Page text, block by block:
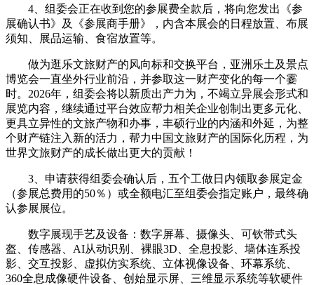
4、组委会正在收到您的参展费全款后，将向您发出《参
展确认书》及《参展商手册》，内含本展会的日程放置、布展
须知、展品运输、食宿放置等。
做为逛乐文旅财产的风向标和交换平台，亚洲乐土及景点
博览会一直坐外行业前沿，并参取这一财产变化的每一个霎
时。2026年，组委会将以新质出产力为，不竭立异展会形式和
展览内容，继续通过平台效应帮力相关企业创制出更多元化、
更具立异性的文旅产物和办事，丰硕行业的内涵和外延，为整
个财产链注入新的活力，帮力中国文旅财产的国际化历程，为
世界文旅财产的成长做出更大的贡献！
3、申请获得组委会确认后，五个工做日内领取参展定金
（参展总费用的50％）或全额电汇至组委会指定账户，最终确
认参展展位。
数字展现手艺及设备：数字屏幕、摄像头、可钦带式头
盔、传感器、AI从动识别、裸眼3D、全息投影、墙体连系投
影、交互投影、虚拟仿实系统、立体视像设备、环幕系统、
360全息成像硬件设备、创始显示屏、三维显示系统等软硬件